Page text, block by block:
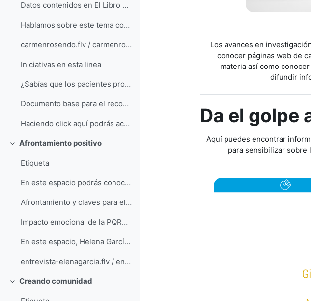
Datos contenidos en El Libro Blanco de la PQRAD ...
Hablamos sobre este tema con una psicóloga de ALCE...
carmenrosendo.flv / carmenrosendo.mp4
Iniciativas en esta linea
¿Sabías que los pacientes proponen crear una ley q...
Documento base para el reconocimiento del grado de...
Haciendo click aquí podrás acceder a la web de Alc...
Colapsar
Afrontamiento positivo
Etiqueta
En este espacio podrás conocer algunas claves que ...
Afrontamiento y claves para el bienestar emocional...
Impacto emocional de la PQRAD y claves de manejo e...
En este espacio, Helena García LLana, Doctora en P...
entrevista-elenagarcia.flv / entrevista-elen...
Colapsar
Creando comunidad
Los avances en
conocer páginas web de
materia así como
difundir
Da el golpe
Aquí puedes encontrar
para sensibilizar sobre